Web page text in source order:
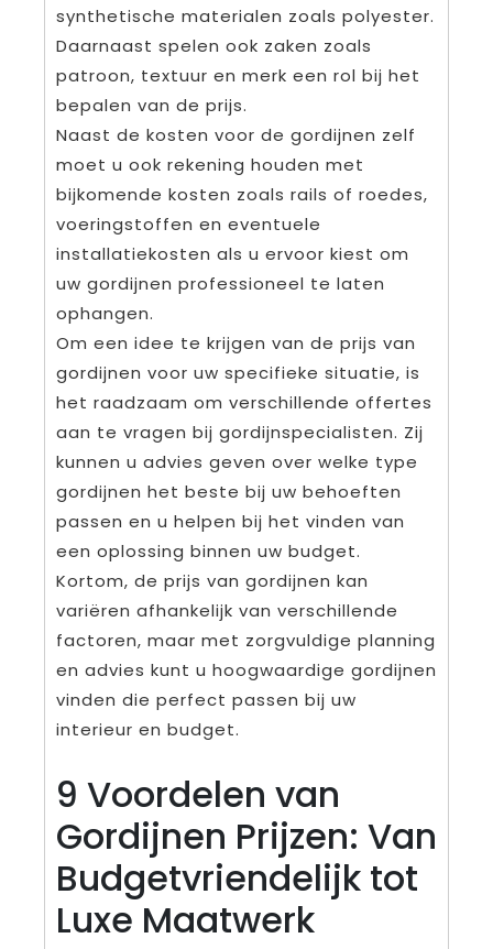
synthetische materialen zoals polyester.
Daarnaast spelen ook zaken zoals
patroon, textuur en merk een rol bij het
bepalen van de prijs.
Naast de kosten voor de gordijnen zelf
moet u ook rekening houden met
bijkomende kosten zoals rails of roedes,
voeringstoffen en eventuele
installatiekosten als u ervoor kiest om
uw gordijnen professioneel te laten
ophangen.
Om een idee te krijgen van de prijs van
gordijnen voor uw specifieke situatie, is
het raadzaam om verschillende offertes
aan te vragen bij gordijnspecialisten. Zij
kunnen u advies geven over welke type
gordijnen het beste bij uw behoeften
passen en u helpen bij het vinden van
een oplossing binnen uw budget.
Kortom, de prijs van gordijnen kan
variëren afhankelijk van verschillende
factoren, maar met zorgvuldige planning
en advies kunt u hoogwaardige gordijnen
vinden die perfect passen bij uw
interieur en budget.
9 Voordelen van
Gordijnen Prijzen: Van
Budgetvriendelijk tot
Luxe Maatwerk